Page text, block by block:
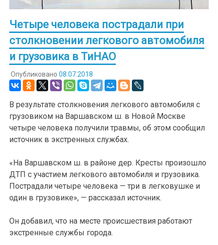
Четыре человека пострадали при
столкновении легкового автомобиля
и грузовика в ТиНАО
Опубликовано 08.07.2018
В результате столкновения легкового автомобиля с
грузовиком на Варшавском ш. в Новой Москве
четыре человека получили травмы, об этом сообщил
источник в экстренных службах.
«На Варшавском ш. в районе дер. Кресты произошло
ДТП с участием легкового автомобиля и грузовика.
Пострадали четыре человека — три в легковушке и
один в грузовике», — рассказал источник.
Он добавил, что на месте происшествия работают
экстренные службы города.